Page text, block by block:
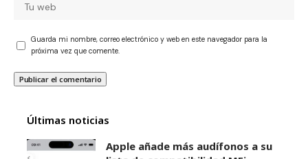
Guarda mi nombre, correo electrónico y web en este navegador para la
próxima vez que comente.
Últimas noticias
Apple añade más audífonos a su